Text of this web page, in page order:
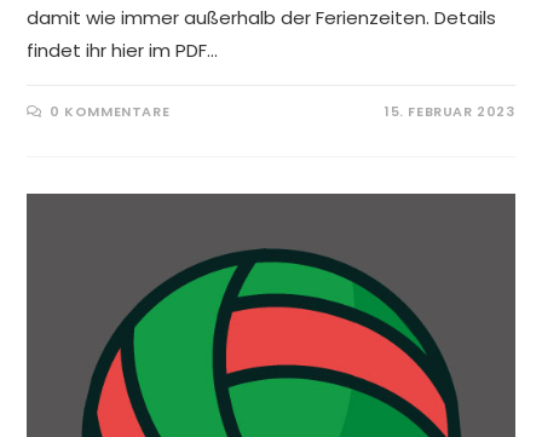
damit wie immer außerhalb der Ferienzeiten. Details
findet ihr hier im PDF…
0 KOMMENTARE 15. FEBRUAR 2023